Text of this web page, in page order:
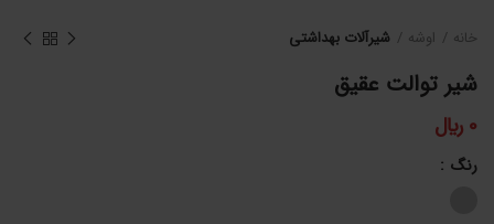
خانه اوشه شیرآلات بهداشتی
شیر توالت عقیق
0 ﷼
رنگ